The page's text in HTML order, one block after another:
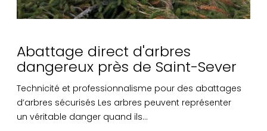
Abattage direct d'arbres
dangereux près de Saint-Sever
Technicité et professionnalisme pour des abattages
d’arbres sécurisés Les arbres peuvent représenter
un véritable danger quand ils…